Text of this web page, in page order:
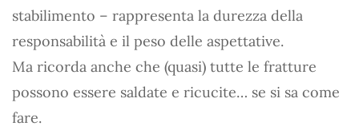
stabilimento – rappresenta la durezza della
responsabilità e il peso delle aspettative.
Ma ricorda anche che (quasi) tutte le fratture
possono essere saldate e ricucite… se si sa come
fare.